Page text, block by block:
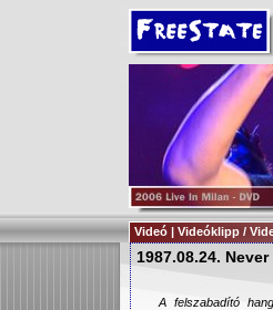
Videó | Videóklipp /
1987.08.24.
A felszabadító